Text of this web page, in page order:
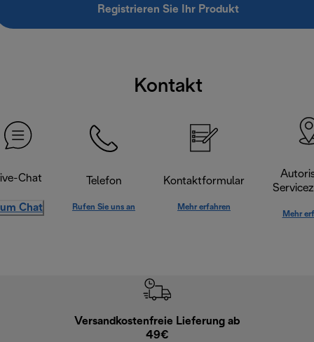
Registrieren Sie Ihr Produkt
Kontakt
Chat
Chat
Telefon
Rufen Sie uns an
Kontaktformular
Mehr erfahren
Mehr
Versandkostenfreie Lieferung ab
49€